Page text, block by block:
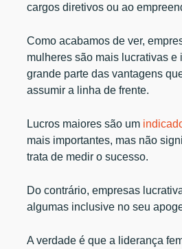
cargos diretivos ou ao
Como acabamos de ver,
mulheres são mais lucrativas e
grande parte das vantagens
assumir a linha de frente.
Lucros maiores são um
mais importantes, mas não
trata de medir o sucesso.
Do contrário, empresas
algumas inclusive no seu
A verdade é que a liderança